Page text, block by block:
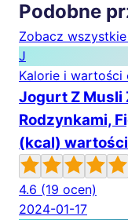
Podobne
Zobacz
J
Kalorie i
Jogurt Z Musli
Rodzynkami,
(kcal)
4.6 (19 ocen)
2024-01-17